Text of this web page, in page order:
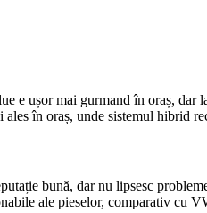
e ușor mai gurmand în oraș,
în oraș, unde sistemul hibrid
bună, dar nu lipsesc
ale pieselor, comparativ cu